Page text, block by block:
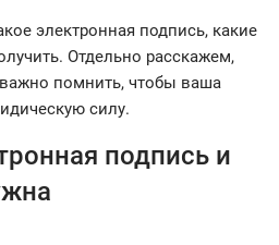
электронная подпись, какие
Отдельно расскажем,
помнить, чтобы ваша
силу.
подпись и